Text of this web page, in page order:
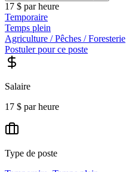
17 $ par heure
Temporaire
Temps plein
Agriculture / Pêches / Foresterie
Postuler pour ce poste
Salaire
17 $ par heure
Type de poste